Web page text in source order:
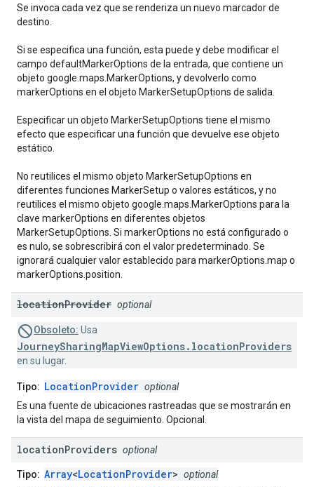
Se invoca cada vez que se renderiza un nuevo marcador de
destino.
Si se especifica una función, esta puede y debe modificar el
campo defaultMarkerOptions de la entrada, que contiene un
objeto google.maps.MarkerOptions, y devolverlo como
markerOptions en el objeto MarkerSetupOptions de salida.
Especificar un objeto MarkerSetupOptions tiene el mismo
efecto que especificar una función que devuelve ese objeto
estático.
No reutilices el mismo objeto MarkerSetupOptions en
diferentes funciones MarkerSetup o valores estáticos, y no
reutilices el mismo objeto google.maps.MarkerOptions para la
clave markerOptions en diferentes objetos
MarkerSetupOptions. Si markerOptions no está configurado o
es nulo, se sobrescribirá con el valor predeterminado. Se
ignorará cualquier valor establecido para markerOptions.map o
markerOptions.position.
locationProvider optional
Obsoleto: Usa
JourneySharingMapViewOptions.locationProviders
en su lugar.
Tipo: LocationProvider optional
Es una fuente de ubicaciones rastreadas que se mostrarán en
la vista del mapa de seguimiento. Opcional.
locationProviders optional
Tipo: Array<LocationProvider> optional